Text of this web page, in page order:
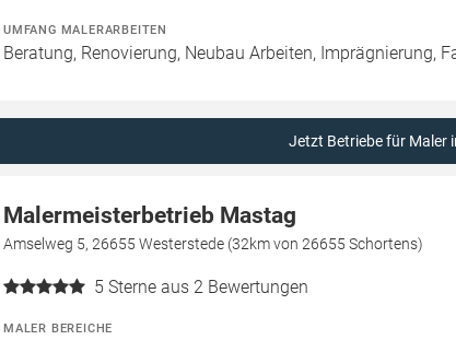
UMFANG MALERARBEITEN
Beratung, Renovierung, Neubau Arbeiten, Imprägnierung,
Jetzt Betriebe für Maler
Malermeisterbetrieb Mastag
Amselweg 5, 26655 Westerstede (32km von 26655 Schortens)
5 Sterne aus 2 Bewertungen
MALER BEREICHE